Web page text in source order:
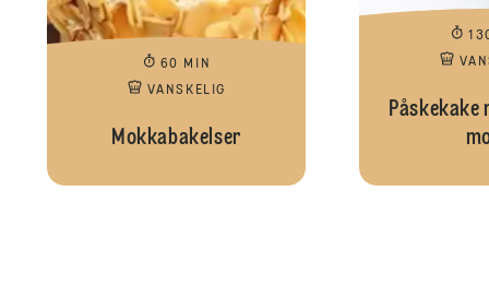
60 MIN
VANSKELIG
Mokkabakelser
Påskekake